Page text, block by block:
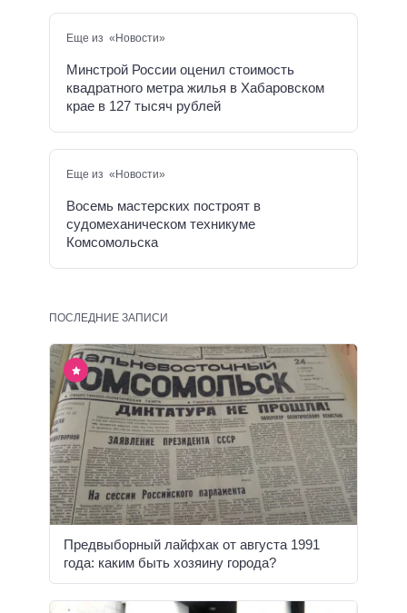
Еще из «Новости»
Минстрой России оценил стоимость
квадратного метра жилья в Хабаровском
крае в 127 тысяч рублей
Еще из «Новости»
Восемь мастерских построят в
судомеханическом техникуме
Комсомольска
ПОСЛЕДНИЕ ЗАПИСИ
Предвыборный лайфхак от августа 1991
года: каким быть хозяину города?